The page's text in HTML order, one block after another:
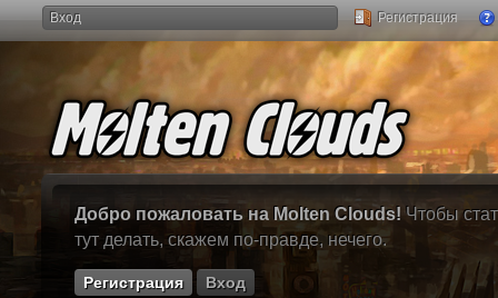
Вход Регистрация
Добро пожаловать на Molten Clouds! Чтобы
тут делать, скажем по-правде, нечего.
Регистрация Вход